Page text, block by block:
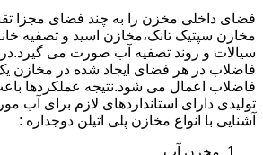
فضای داخلی مخزن را به چند فضای مجزا
مخازن سپتیک تانک،مخازن اسید و تصفیه
سیالات و روند تصفیه آب صورت می گیرد.در
فاضلاب در هر فضای ایجاد شده در مخازن
فاضلاب اعمال می شود.نتیجه عملکردها
تولیدی دارای استانداردهای لازم برای آب
آشنایی با انواع مخازن پلی اتیلن دوجداره :
مخزن آب